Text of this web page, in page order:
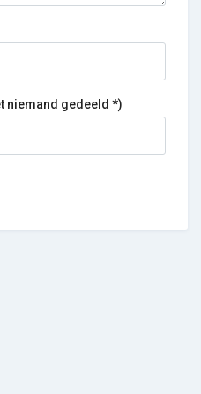
niemand gedeeld *)